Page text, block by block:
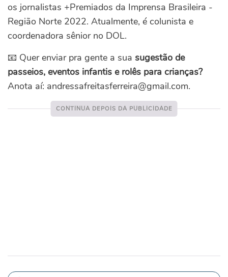
os jornalistas +Premiados da Imprensa Brasileira -
Região Norte 2022. Atualmente, é colunista e
coordenadora sênior no DOL.
📧 Quer enviar pra gente a sua sugestão de
passeios, eventos infantis e rolês para crianças?
Anota aí: andressafreitasferreira@gmail.com.